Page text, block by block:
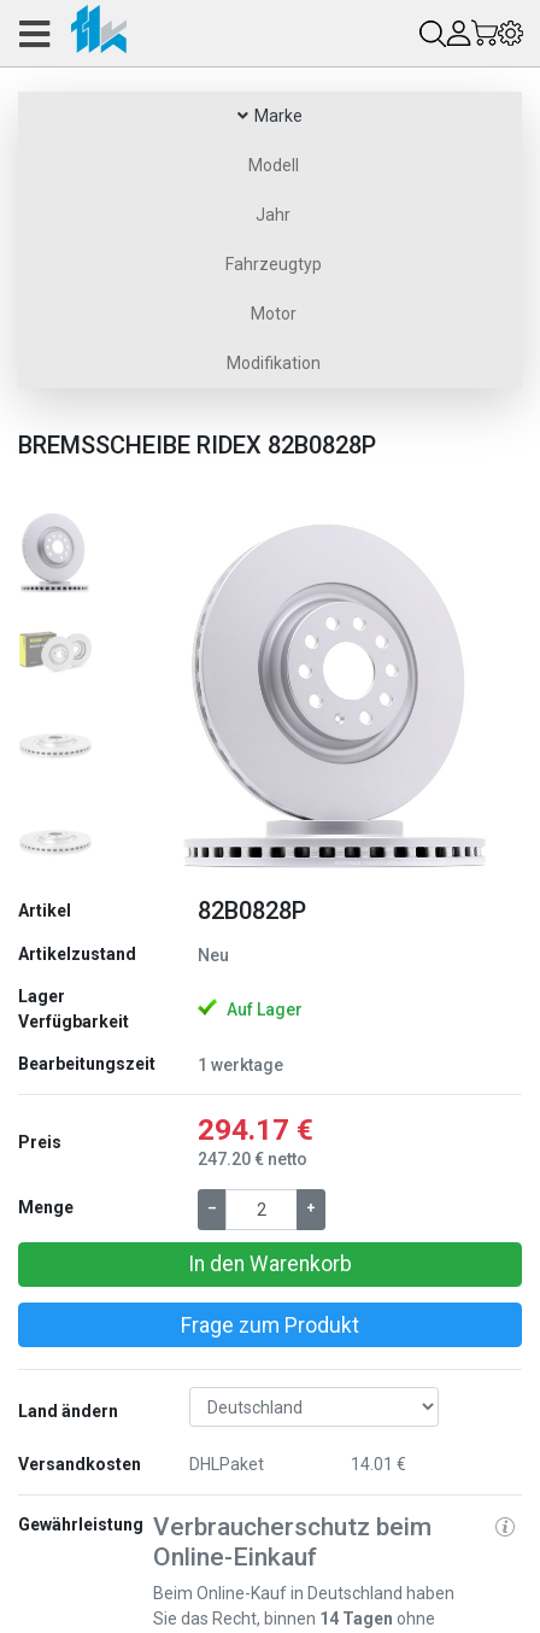
Marke
Modell
Jahr
Fahrzeugtyp
Motor
Modifikation
BREMSSCHEIBE RIDEX 82B0828P
Zurück
Artikel 82B0828P
Artikelzustand Neu
Lager
Verfügbarkeit
Auf Lager
Bearbeitungszeit 1 werktage
Preis 294.17 €
247.20 € netto
Menge – +
In den Warenkorb
Frage zum Produkt
Land ändern
Versandkosten DHLPaket 14.01 €
Gewährleistung Verbraucherschutz beim
Online-Einkauf
Beim Online-Kauf in Deutschland haben
Sie das Recht, binnen 14 Tagen ohne